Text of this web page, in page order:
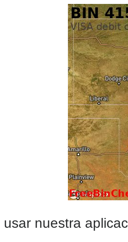
nuestra